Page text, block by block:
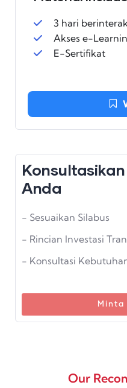
3 hari
Akses e-
E-Sertifikat
Anda
- Sesuaikan Silabus
- Rincian Investasi
- Konsultasi
Minta
Our